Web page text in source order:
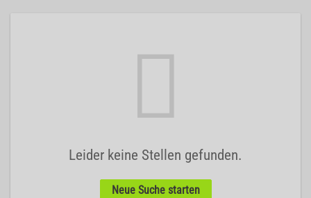
Leider keine Stellen gefunden.
Neue Suche starten